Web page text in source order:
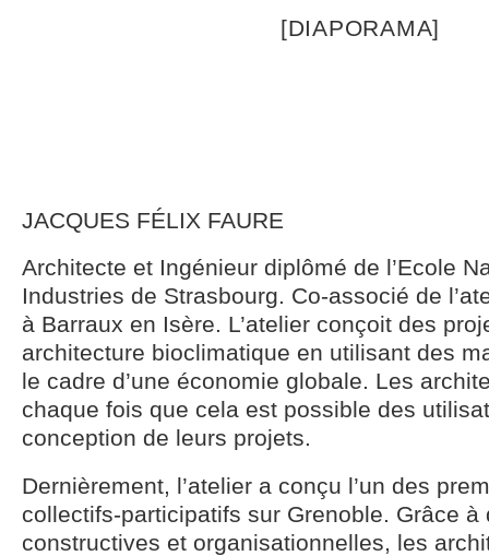
[DIAPORAMA]
JACQUES FÉLIX FAURE
Architecte et Ingénieur diplômé de l’Ecole
Industries de Strasbourg. Co-associé de
à Barraux en Isère. L’atelier conçoit des
architecture bioclimatique en utilisant des
le cadre d’une économie globale. Les
chaque fois que cela est possible des
conception de leurs projets.
Dernièrement, l’atelier a conçu l’un des
collectifs-participatifs sur Grenoble. Grâce à
constructives et organisationnelles, les